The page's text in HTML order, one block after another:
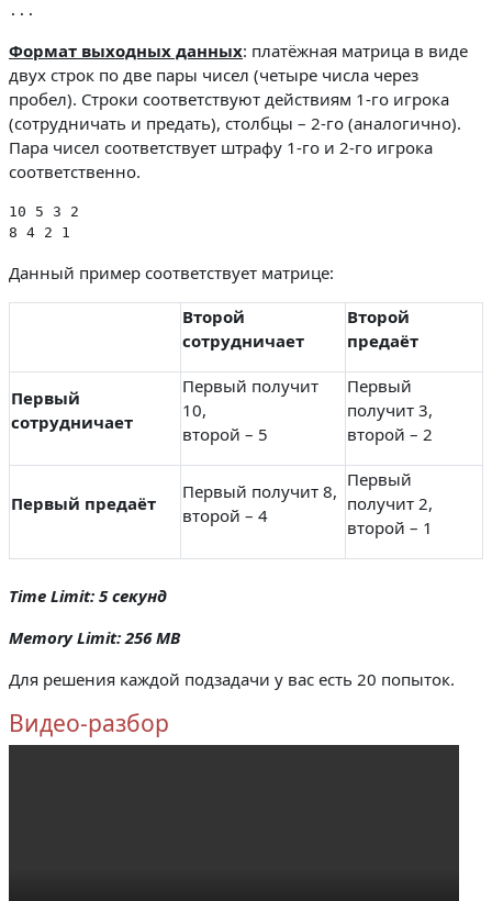
...
Формат выходных данных: платёжная матрица в виде
двух строк по две пары чисел (четыре числа через
пробел). Строки соответствуют действиям 1-го игрока
(сотрудничать и предать), столбцы – 2-го (аналогично).
Пара чисел соответствует штрафу 1-го и 2-го игрока
соответственно.
10 5 3 2
8 4 2 1
Данный пример соответствует матрице:
Второй
сотрудничает
Второй
предаёт
Первый
сотрудничает
Первый получит
10,
второй – 5
Первый
получит 3,
второй – 2
Первый предаёт
Первый получит 8,
второй – 4
Первый
получит 2,
второй – 1
Time Limit: 5 секунд
Memory Limit: 256 MB
Для решения каждой подзадачи у вас есть 20 попыток.
Видео-разбор